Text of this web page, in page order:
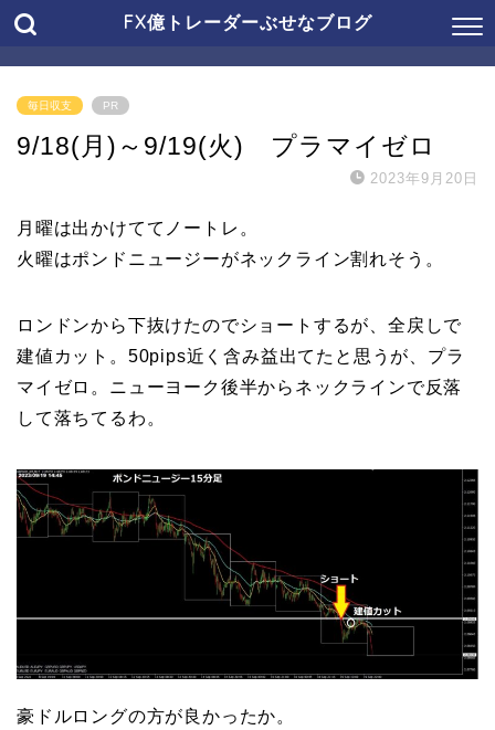
FX億トレーダーぶせなブログ
毎日収支 PR
9/18(月)～9/19(火) プラマイゼロ
2023年9月20日
月曜は出かけててノートレ。
火曜はポンドニュージーがネックライン割れそう。
ロンドンから下抜けたのでショートするが、全戻しで
建値カット。50pips近く含み益出てたと思うが、プラ
マイゼロ。ニューヨーク後半からネックラインで反落
して落ちてるわ。
豪ドルロングの方が良かったか。